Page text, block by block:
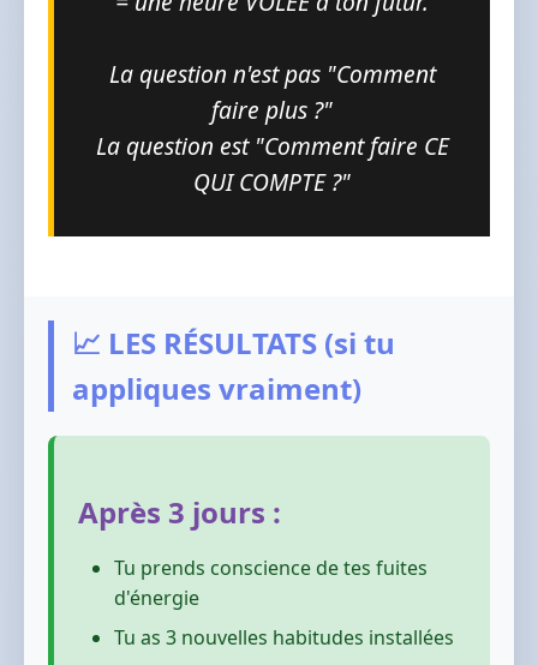
La question n'est pas "Comment
faire plus ?"
La question est "Comment faire CE
QUI COMPTE ?"
📈 LES RÉSULTATS (si tu
appliques vraiment)
Après 3 jours :
Tu prends conscience de tes fuites
d'énergie
Tu as 3 nouvelles habitudes installées